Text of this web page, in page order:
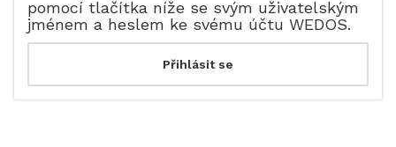
pomocí tlačítka níže se svým uživatelským
jménem a heslem ke svému účtu WEDOS.